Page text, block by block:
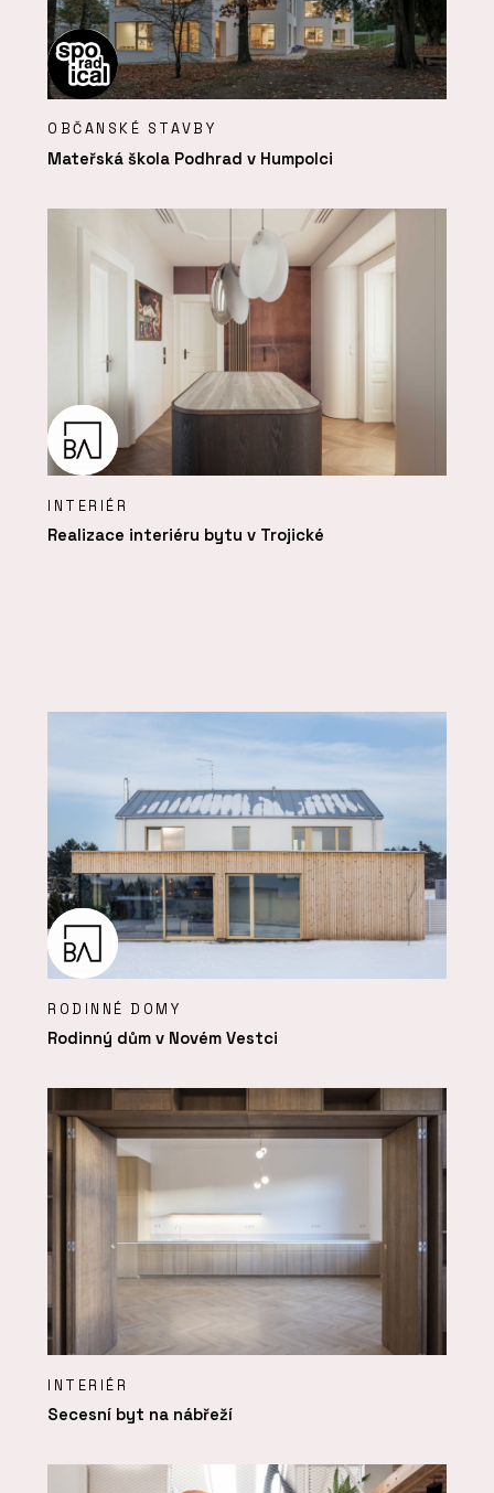
OBČANSKÉ STAVBY
Mateřská škola Podhrad v Humpolci
INTERIÉR
Realizace interiéru bytu v Trojické
RODINNÉ DOMY
Rodinný dům v Novém Vestci
INTERIÉR
Secesní byt na nábřeží